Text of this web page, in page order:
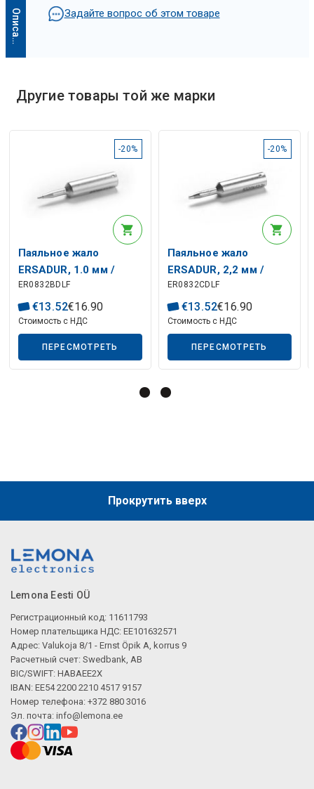
О
п
и
с
а
н
и
е
и
с
к
у
с
с
т
в
е
н
н
о
г
о
и
н
т
е
л
л
е
к
т
а
Описание искусственного интеллекта
Описание искусственного интеллекта
Описание искусственного интеллекта
Задайте вопрос об этом товаре
Другие товары той же марки
-20%
Паяльное жало
ERSADUR, 1.0 мм /
0,039 дюйма, ERSA
ER0832BDLF
€13.52€16.90
Стоимость с НДС
ПЕРЕСМОТРЕТЬ
-20%
Паяльное жало
ERSADUR, 2,2 мм /
0,087 дюйма, ERSA
ER0832CDLF
€13.52€16.90
Стоимость с НДС
ПЕРЕСМОТРЕТЬ
Прокрутить вверх
Lemona Eesti OÜ
Регистрационный код: 11611793
Номер плательщика НДС: EE101632571
Адрес: Valukoja 8/1 - Ernst Öpik A, korrus 9
Расчетный счет: Swedbank, AB
BIC/SWIFT: HABAEE2X
IBAN: EE54 2200 2210 4517 9157
Номер телефона: +372 880 3016
Эл. почта: info@lemona.ee